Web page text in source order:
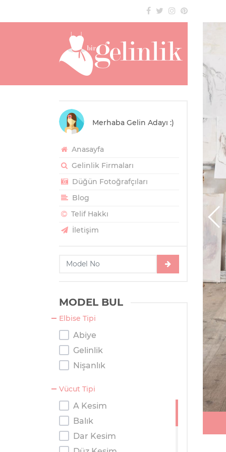
Merhaba Gelin Adayı :)
Anasayfa
Gelinlik Firmaları
Düğün Fotoğrafçıları
Blog
Telif Hakkı
İletişim
MODEL BUL
Elbise Tipi
Abiye
Gelinlik
Nişanlık
Vücut Tipi
A Kesim
Balık
Dar Kesim